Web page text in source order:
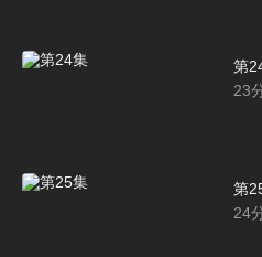
第
23
第
24